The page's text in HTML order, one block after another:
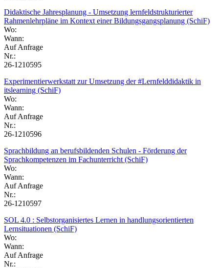
Didaktische Jahresplanung - Umsetzung lernfeldstrukturierter
Rahmenlehrpläne im Kontext einer Bildungsgangsplanung (SchiF)
Wo:
Wann:
Auf Anfrage
Nr.:
26-1210595
Experimentierwerkstatt zur Umsetzung der #Lernfelddidaktik in
itslearning (SchiF)
Wo:
Wann:
Auf Anfrage
Nr.:
26-1210596
Sprachbildung an berufsbildenden Schulen - Förderung der
Sprachkompetenzen im Fachunterricht (SchiF)
Wo:
Wann:
Auf Anfrage
Nr.:
26-1210597
SOL 4.0 : Selbstorganisiertes Lernen in handlungsorientierten
Lernsituationen (SchiF)
Wo:
Wann:
Auf Anfrage
Nr.: